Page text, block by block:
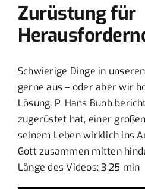
Zurüstung für
Schwierige Dinge in
gerne aus – oder aber wir
Lösung. P. Hans Buob
zugerüstet hat, einer
seinem Leben wirklich ins
Gott zusammen mitten
Länge des Videos: 3:25 min